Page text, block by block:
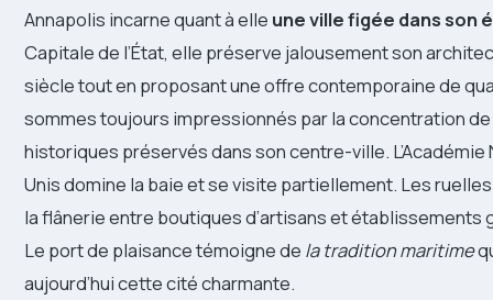
Annapolis incarne quant à elle une ville figée dans son
Capitale de l’État, elle préserve jalousement son
siècle tout en proposant une offre contemporaine de
sommes toujours impressionnés par la concentration
historiques préservés dans son centre-ville. L’Académie
Unis domine la baie et se visite partiellement. Les
la flânerie entre boutiques d’artisans et établissements
Le port de plaisance témoigne de la tradition maritime
aujourd’hui cette cité charmante.